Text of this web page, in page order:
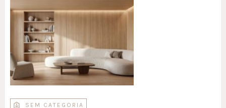
SEM CATEGORIA